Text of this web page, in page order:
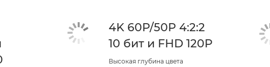
4K 60P/50P 4:2:2
10 бит и FHD 120P
Высокая глубина цвета